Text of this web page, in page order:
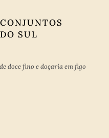
SUL
doce fino e doçaria em figo